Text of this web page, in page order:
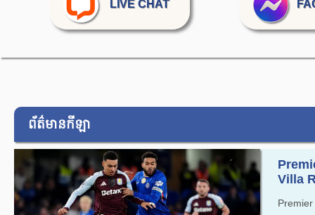
LIVE CHAT
ព័ត៌មានកីឡា
Villa